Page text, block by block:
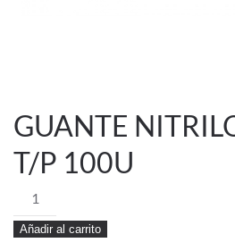
GUANTE
T/P 100U
GUANTE
NITRILO
AZUL
Añadir al carrito